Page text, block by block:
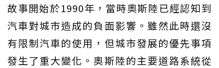
故事開始於1990年，當時奧斯陸已經認知到
汽車對城市造成的負面影響。雖然此時還沒
有限制汽車的使用，但城市發展的優先事項
發生了重大變化。奧斯陸的主要道路系統從